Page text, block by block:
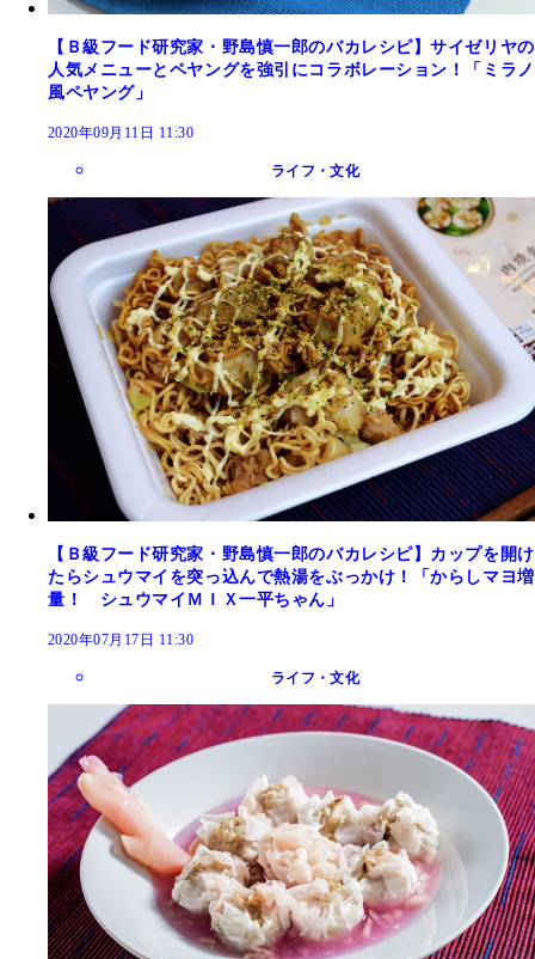
【Ｂ級フード研究家・野島慎一郎のバカレシピ】サイゼリヤの
人気メニューとペヤングを強引にコラボレーション！「ミラノ
風ペヤング」
2020年09月11日 11:30
ライフ・文化
【Ｂ級フード研究家・野島慎一郎のバカレシピ】カップを開け
たらシュウマイを突っ込んで熱湯をぶっかけ！「からしマヨ増
量！ シュウマイＭＩＸ一平ちゃん」
2020年07月17日 11:30
ライフ・文化